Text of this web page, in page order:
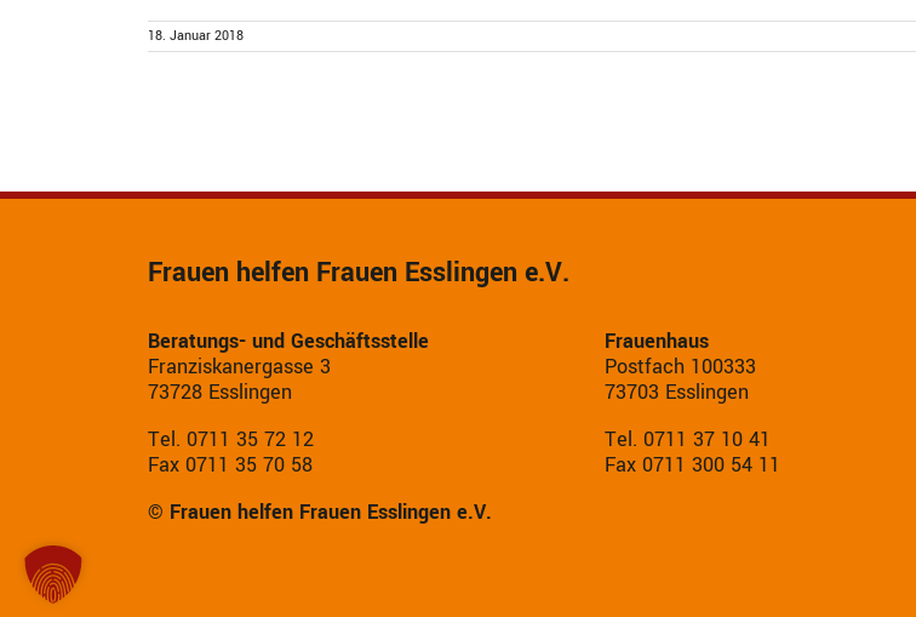
18. Januar 2018
Frauen helfen Frauen Esslingen e.V.
Beratungs- und Geschäftsstelle
Franziskanergasse 3
73728 Esslingen
Tel. 0711 35 72 12
Fax 0711 35 70 58
© Frauen helfen Frauen Esslingen e.V.
Frauenhaus
Postfach 100333
73703 Esslingen
Tel. 0711 37 10 41
Fax 0711 300 54 11